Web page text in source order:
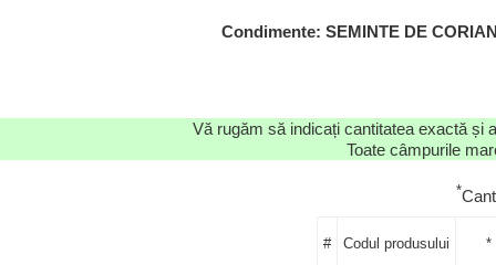
Condimente: SEMINTE DE
Vă rugăm să indicați cantitatea exactă și
Toate câmpurile
*
# Codul produsului *